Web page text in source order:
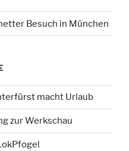
Besuch in München
macht Urlaub
zur Werkschau